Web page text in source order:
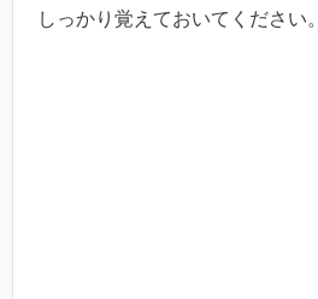
しっかり覚えておいてください。